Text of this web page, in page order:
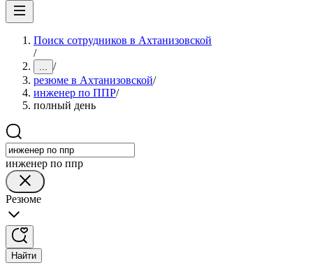
Поиск сотрудников в Ахтанизовской
/
... /
резюме в Ахтанизовской/
инженер по ППР/
полный день
инженер по ппр
Резюме
Найти